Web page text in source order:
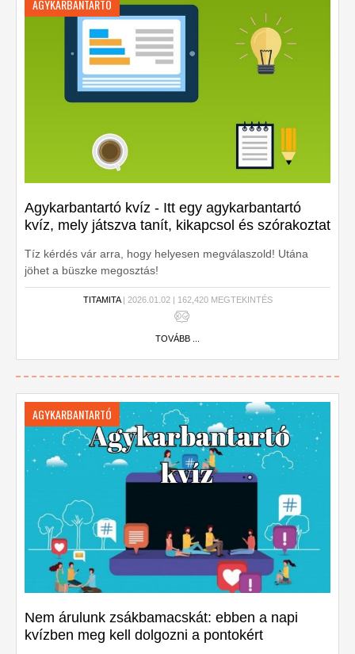
AGYKARBANTARTÓ
Agykarbantartó kvíz - Itt egy agykarbantartó
kvíz, mely játszva tanít, kikapcsol és szórakoztat
Tíz kérdés vár arra, hogy helyesen megválaszold! Utána
jöhet a büszke megosztás!
TITAMITA| 2026.01.02 | 162,420 MEGTEKINTÉS
TOVÁBB ...
AGYKARBANTARTÓ
Nem árulunk zsákbamacskát: ebben a napi
kvízben meg kell dolgozni a pontokért